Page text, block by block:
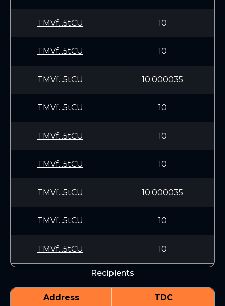
TMVf...5tCU 10
TMVf...5tCU 10
TMVf...5tCU 10.000035
TMVf...5tCU 10
TMVf...5tCU 10
TMVf...5tCU 10
TMVf...5tCU 10.000035
TMVf...5tCU 10
TMVf...5tCU 10
Recipients
Address TDC